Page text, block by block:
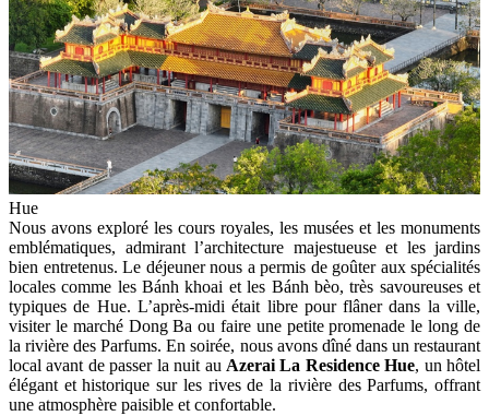
Hue
Nous avons exploré les cours royales, les musées et les monuments
emblématiques, admirant l’architecture majestueuse et les jardins
bien entretenus. Le déjeuner nous a permis de goûter aux spécialités
locales comme les Bánh khoai et les Bánh bèo, très savoureuses et
typiques de Hue. L’après-midi était libre pour flâner dans la ville,
visiter le marché Dong Ba ou faire une petite promenade le long de
la rivière des Parfums. En soirée, nous avons dîné dans un restaurant
local avant de passer la nuit au Azerai La Residence Hue, un hôtel
élégant et historique sur les rives de la rivière des Parfums, offrant
une atmosphère paisible et confortable.